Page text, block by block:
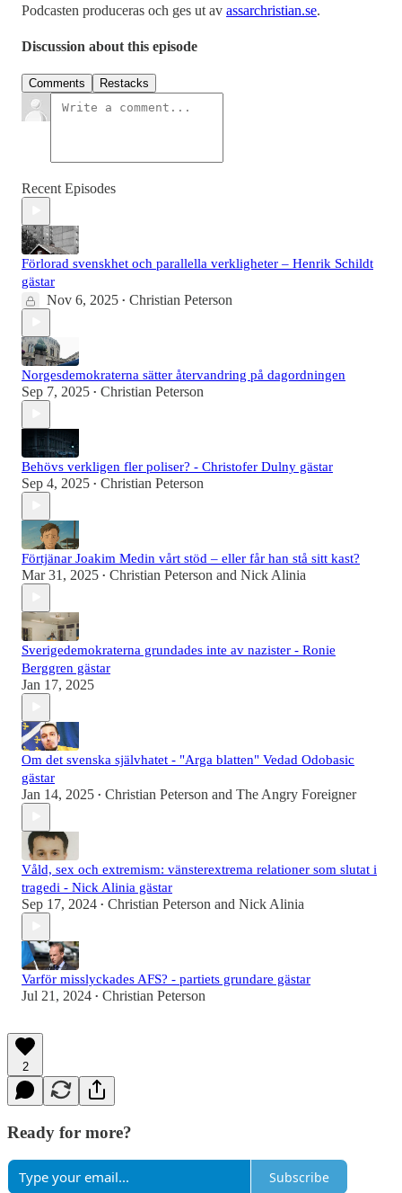
Podcasten produceras och ges ut av assarchristian.se.
Discussion about this episode
Comments Restacks
Recent Episodes
Förlorad svenskhet och parallella verkligheter – Henrik Schildt
gästar
Nov 6, 2025 • Christian Peterson
Norgesdemokraterna sätter återvandring på dagordningen
Sep 7, 2025 • Christian Peterson
Behövs verkligen fler poliser? - Christofer Dulny gästar
Sep 4, 2025 • Christian Peterson
Förtjänar Joakim Medin vårt stöd – eller får han stå sitt kast?
Mar 31, 2025 • Christian Peterson and Nick Alinia
Sverigedemokraterna grundades inte av nazister - Ronie
Berggren gästar
Jan 17, 2025
Om det svenska självhatet - "Arga blatten" Vedad Odobasic
gästar
Jan 14, 2025 • Christian Peterson and The Angry Foreigner
Våld, sex och extremism: vänsterextrema relationer som slutat i
tragedi - Nick Alinia gästar
Sep 17, 2024 • Christian Peterson and Nick Alinia
Varför misslyckades AFS? - partiets grundare gästar
Jul 21, 2024 • Christian Peterson
2
Ready for more?
Subscribe